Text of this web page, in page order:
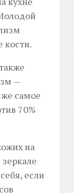
кости.
—
самое
70%
на
если